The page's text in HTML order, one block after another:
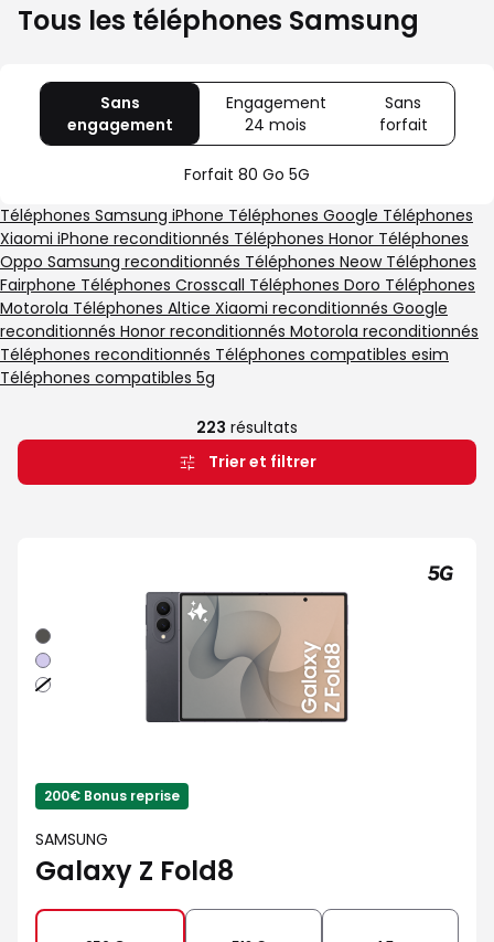
Tous les téléphones Samsung
Sans
engagement
80
Go
Engagement
24 mois
Offre
spéciale
5G+
Sans
forfait
Sans
Forfait 80 Go 5G
Téléphones Samsung iPhone Téléphones Google Téléphones
Xiaomi iPhone reconditionnés Téléphones Honor Téléphones
Oppo Samsung reconditionnés Téléphones Neow Téléphones
Fairphone Téléphones Crosscall Téléphones Doro Téléphones
Motorola Téléphones Altice Xiaomi reconditionnés Google
reconditionnés Honor reconditionnés Motorola reconditionnés
Téléphones reconditionnés Téléphones compatibles esim
Téléphones compatibles 5g
223 résultats
Trier et filtrer
Graphite
Violet
Blanc
200€ Bonus reprise
SAMSUNG
Galaxy Z Fold8